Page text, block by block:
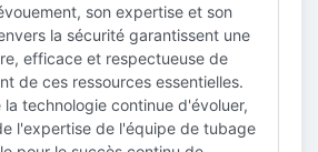
son expertise et son
la sécurité garantissent une
efficace et respectueuse de
de ces ressources essentielles.
la technologie continue d'évoluer,
l'expertise de l'équipe de tubage